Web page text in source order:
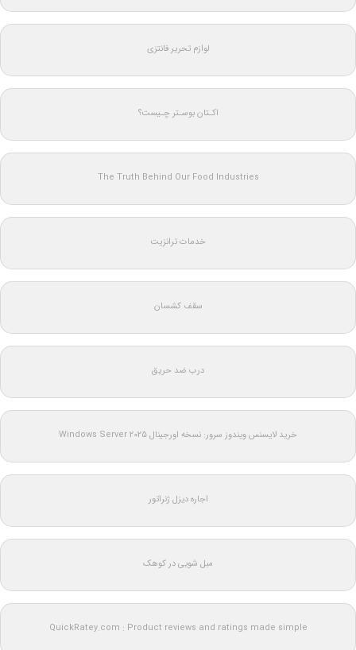
لوازم تحریر فانتزی
اکـتان بوسـتر چـیست؟
The Truth Behind Our Food Industries
خدمات ترانزیت
سقف کشسان
درب ضد حریق
خرید لایسنس ویندوز سرور: نسخه اورجینال Windows Server 2025
اجاره دیزل ژنراتور
مبل شویی در کوهک
QuickRatey.com : Product reviews and ratings made simple